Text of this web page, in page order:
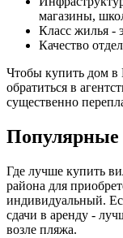
магазины,
Класс жилья -
Качество
Чтобы купить дом в
обратиться в
существенно
Где лучше купить
района для
индивидуальный.
сдачи в аренду -
возле пляжа.